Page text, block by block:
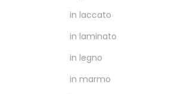
in laccato
in laminato
in legno
in marmo